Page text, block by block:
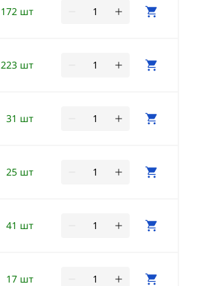
172 шт
223 шт
31 шт
25 шт
41 шт
17 шт